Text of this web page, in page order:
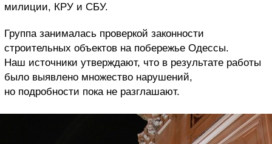
милиции, КРУ и СБУ.
Группа занималась проверкой законности
строительных объектов на побережье Одессы.
Наш источники утверждают, что в результате работы
было выявлено множество нарушений,
но подробности пока не разглашают.